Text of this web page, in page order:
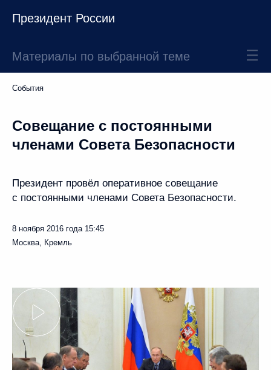
Президент России
Материалы по выбранной теме
События
Совещание с постоянными
членами Совета Безопасности
Президент провёл оперативное совещание
с постоянными членами Совета Безопасности.
8 ноября 2016 года 15:45
Москва, Кремль